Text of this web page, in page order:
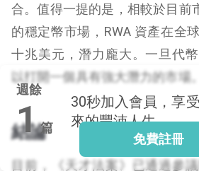
合。值得一提的是，相較於目前
的穩定幣市場，RWA 資產在全
十兆美元，潛力龐大。一旦代
以打開一個具有強大潛力的市場。
結論
目前，《天才法案》已通過參
週餘
1篇
30秒加入會員，享
來的豐沛人生
免費註冊
出
感會
家！
登記
更多